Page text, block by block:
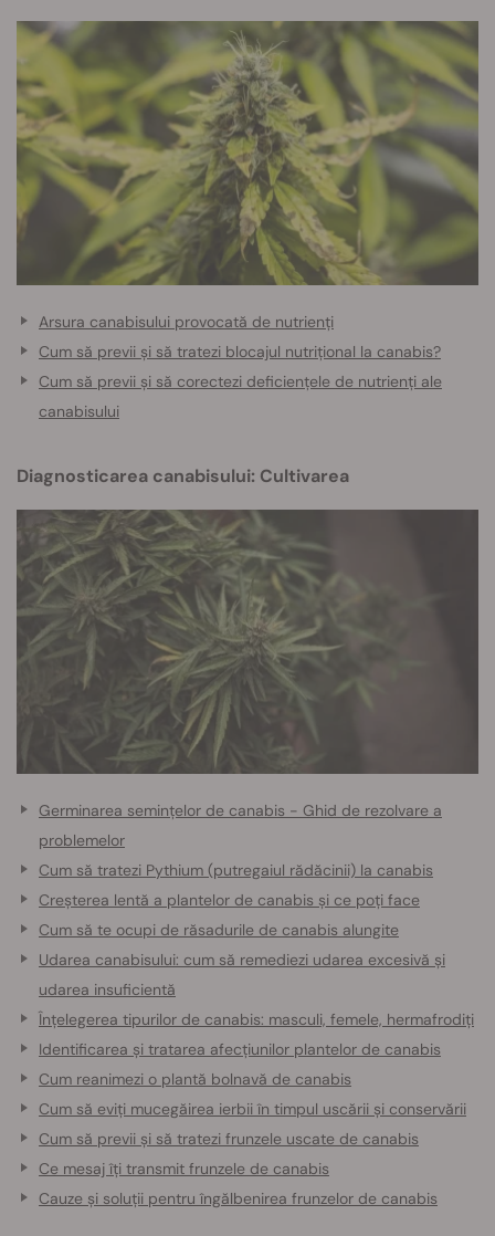
Arsura canabisului provocată de nutrienți
Cum să previi și să tratezi blocajul nutrițional la canabis?
Cum să previi și să corectezi deficiențele de nutrienți ale
canabisului
Diagnosticarea canabisului: Cultivarea
Germinarea semințelor de canabis - Ghid de rezolvare a
problemelor
Cum să tratezi Pythium (putregaiul rădăcinii) la canabis
Creșterea lentă a plantelor de canabis și ce poți face
Cum să te ocupi de răsadurile de canabis alungite
Udarea canabisului: cum să remediezi udarea excesivă și
udarea insuficientă
Înțelegerea tipurilor de canabis: masculi, femele, hermafrodiți
Identificarea și tratarea afecțiunilor plantelor de canabis
Cum reanimezi o plantă bolnavă de canabis
Cum să eviți mucegăirea ierbii în timpul uscării și conservării
Cum să previi și să tratezi frunzele uscate de canabis
Ce mesaj îți transmit frunzele de canabis
Cauze și soluții pentru îngălbenirea frunzelor de canabis